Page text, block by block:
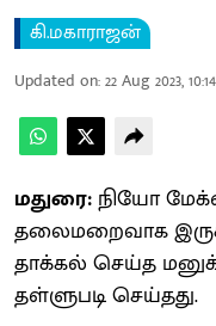
கி.மகாராஜன்
Updated on:22 Aug 2023,
மதுரை:நியோ
தலைமறைவாக
தாக்கல் செய்த
தள்ளுபடி செய்தது.